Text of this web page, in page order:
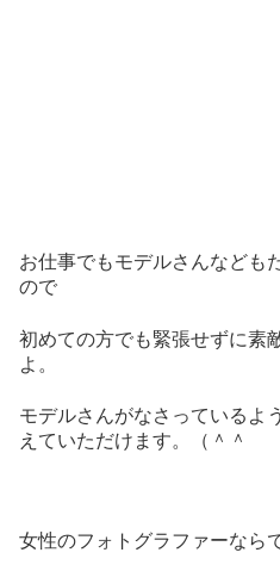
お仕事でもモデルさんなども
ので
初めての方でも緊張せずに素
よ。
モデルさんがなさっているよ
えていただけます。（＾＾
女性のフォトグラファーなら